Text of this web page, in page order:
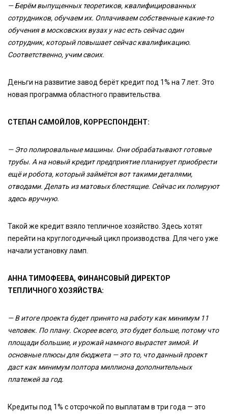
— Берём выпущенных теоретиков, квалифицированных
сотрудников, обучаем их. Оплачиваем собственные какие-то
обучения в московских вузах у нас есть сейчас один
сотрудник, который повышает сейчас квалификацию.
Соответственно, учим своих.
Деньги на развитие завод берёт кредит под 1% на 7 лет. Это
новая программа областного правительства.
СТЕПАН САМОЙЛОВ, КОРРЕСПОНДЕНТ:
— Это полировальные машины. Они обрабатывают готовые
трубы. А на новый кредит предприятие планирует приобрести
ещё и робота, который займётся вот такими деталями,
отводами. Делать из матовых блестящие. Сейчас их полируют
здесь вручную.
Такой же кредит взяло тепличное хозяйство. Здесь хотят
перейти на круглогодичный цикл производства. Для чего уже
начали установку ламп.
АННА ТИМОФЕЕВА, ФИНАНСОВЫЙ ДИРЕКТОР
ТЕПЛИЧНОГО ХОЗЯЙСТВА:
— В итоге проекта будет принято на работу как минимум 11
человек. По плану. Скорее всего, это будет больше, потому что
площади большие, и урожай намного вырастет зимой. И
основные плюсы для бюджета — это то, что данный проект
даст как минимум полтора миллиона дополнительных
платежей за год.
Кредиты под 1% с отсрочкой по выплатам в три года — это